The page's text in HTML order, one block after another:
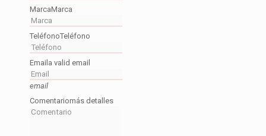
MarcaMarca
TeléfonoTeléfono
Email a valid email
email
Comentariomás detalles